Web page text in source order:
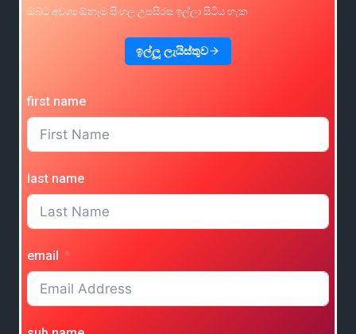
ඔබට අවශ්‍ය ඕනෑම සිංහල උපසිරස ඉල්ලා සිටිය හැක
ඉල්ලූ ලැයිස්තුව
first name
last name
email